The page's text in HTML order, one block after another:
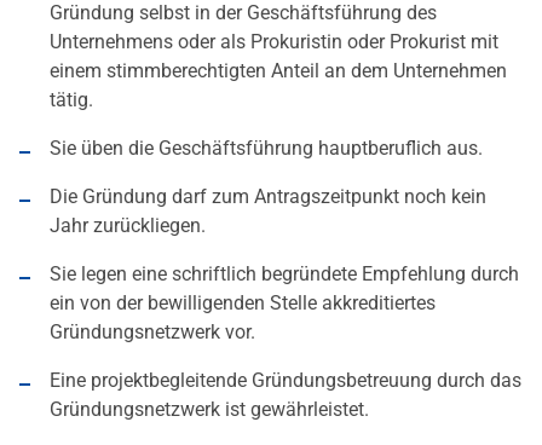
Gründung selbst in der Geschäftsführung des
Unternehmens oder als Prokuristin oder Prokurist mit
einem stimmberechtigten Anteil an dem Unternehmen
tätig.
Sie üben die Geschäftsführung hauptberuflich aus.
Die Gründung darf zum Antragszeitpunkt noch kein
Jahr zurückliegen.
Sie legen eine schriftlich begründete Empfehlung durch
ein von der bewilligenden Stelle akkreditiertes
Gründungsnetzwerk vor.
Eine projektbegleitende Gründungsbetreuung durch das
Gründungsnetzwerk ist gewährleistet.